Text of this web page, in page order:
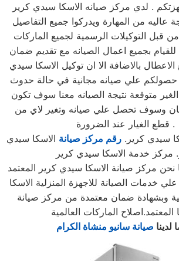
. لدي مركز صيانه الاسكا سيدي كرير
من المهارة ويدركوا جميع التفاصيل
من قبل التوكيلات الرسمية لجميع الماركات
بجميع اعمال الصيانه مع تقديم ضمان
بالاضافة الا ان توكيل الاسكا سيدي
علي صيانه مجانية في حالة حدوث
متوقعة نتيجة الصيانه معنا سوف تكون
وسوف تحصل علي صيانه وتغير لاي من
قطع الغيار عند الضرورة .
سيدي كرير. رقم مركز صيانة الاسكا سيدي
مركز خدمة الاسكا سيدي كرير
نحن مركز صيانة الاسكا سيدي كرير المعتمد
خدمات الصيانة للاجهزة المنزلية الاسكا
وبشهادة ضمان معتمدة من مركز صيانة
المعتمد.اصلاح الماركات العالمية
لدينا صيانة سانيو منشاة الكرام